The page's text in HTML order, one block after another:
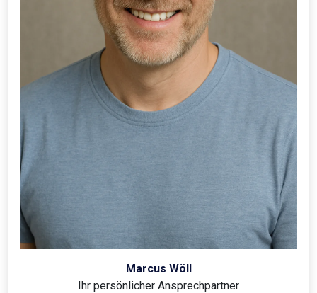
Marcus Wöll
Ihr persönlicher Ansprechpartner